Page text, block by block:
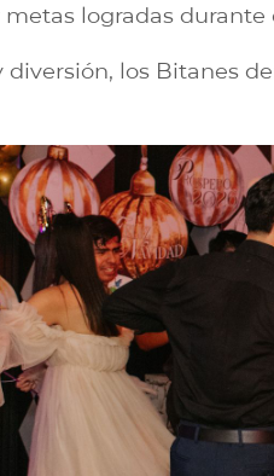
logradas durante
diversión, los Bitanes